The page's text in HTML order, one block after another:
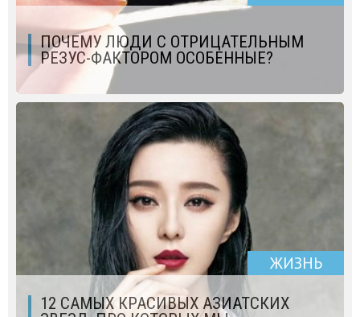
ПОЧЕМУ ЛЮДИ С ОТРИЦАТЕЛЬНЫМ
РЕЗУС-ФАКТОРОМ ОСОБЕННЫЕ?
ЖИЗНЬ
12 САМЫХ КРАСИВЫХ АЗИАТСКИХ